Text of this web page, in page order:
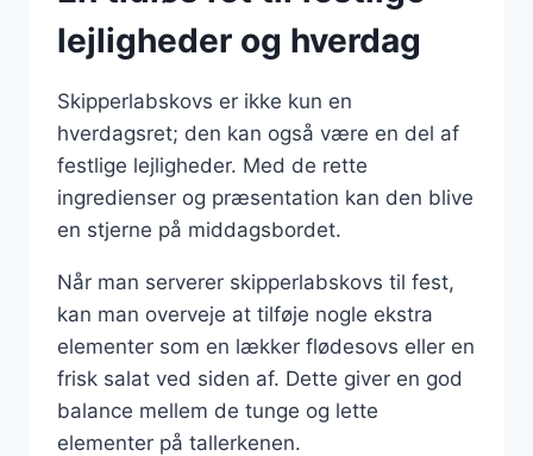
lejligheder og hverdag
Skipperlabskovs er ikke kun en
hverdagsret; den kan også være en del af
festlige lejligheder. Med de rette
ingredienser og præsentation kan den blive
en stjerne på middagsbordet.
Når man serverer skipperlabskovs til fest,
kan man overveje at tilføje nogle ekstra
elementer som en lækker flødesovs eller en
frisk salat ved siden af. Dette giver en god
balance mellem de tunge og lette
elementer på tallerkenen.